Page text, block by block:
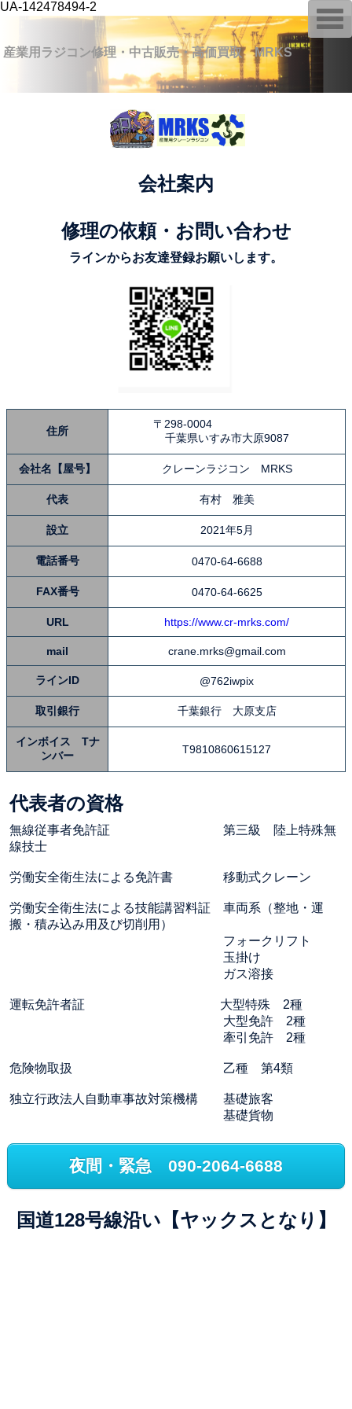
UA-142478494-2
産業用ラジコン修理・中古販売・高価買取 MRKS
会社案内
修理の依頼・お問い合わせ
ラインからお友達登録お願いします。
住所
〒298-0004
千葉県いすみ市大原9087
会社名【屋号】 クレーンラジコン MRKS
代表 有村 雅美
設立 2021年5月
電話番号 0470-64-6688
FAX番号 0470-64-6625
URL https://www.cr-mrks.com/
mail crane.mrks@gmail.com
ラインID @762iwpix
取引銀行 千葉銀行 大原支店
インボイス Tナ
ンバー
T9810860615127
代表者の資格
無線従事者免許証 第三級 陸上特殊無
線技士
労働安全衛生法による免許書 移動式クレーン
労働安全衛生法による技能講習料証 車両系（整地・運
搬・積み込み用及び切削用）
フォークリフト
玉掛け
ガス溶接
運転免許者証 大型特殊 2種
大型免許 2種
牽引免許 2種
危険物取扱 乙種 第4類
独立行政法人自動車事故対策機構 基礎旅客
基礎貨物
夜間・緊急 090-2064-6688
国道128号線沿い【ヤックスとなり】
T
o
g
a